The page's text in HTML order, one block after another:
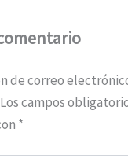
de correo
Los campos
*